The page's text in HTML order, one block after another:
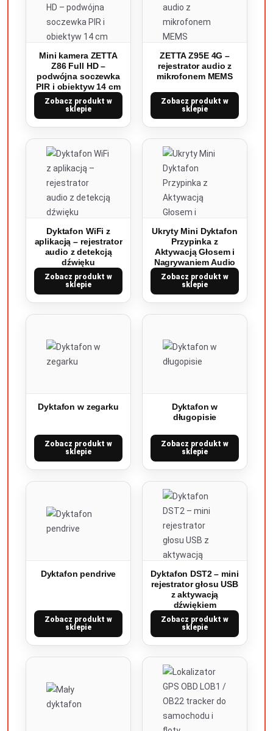
Mini kamera ZETTA
Z86 Full HD –
podwójna soczewka
PIR i obiektyw 14 cm
Zobacz produkt w
sklepie
ZETTA Z95E 4G –
rejestrator audio z
mikrofonem MEMS
Zobacz produkt w
sklepie
Dyktafon WiFi z
aplikacją – rejestrator
audio z detekcją
dźwięku
Zobacz produkt w
sklepie
Ukryty Mini Dyktafon
Przypinka z
Aktywacją Głosem i
Nagrywaniem Audio
Zobacz produkt w
sklepie
Dyktafon w zegarku
Zobacz produkt w
sklepie
Dyktafon w
długopisie
Zobacz produkt w
sklepie
Dyktafon pendrive
Zobacz produkt w
sklepie
Dyktafon DST2 – mini
rejestrator głosu USB
z aktywacją
dźwiękiem
Zobacz produkt w
sklepie